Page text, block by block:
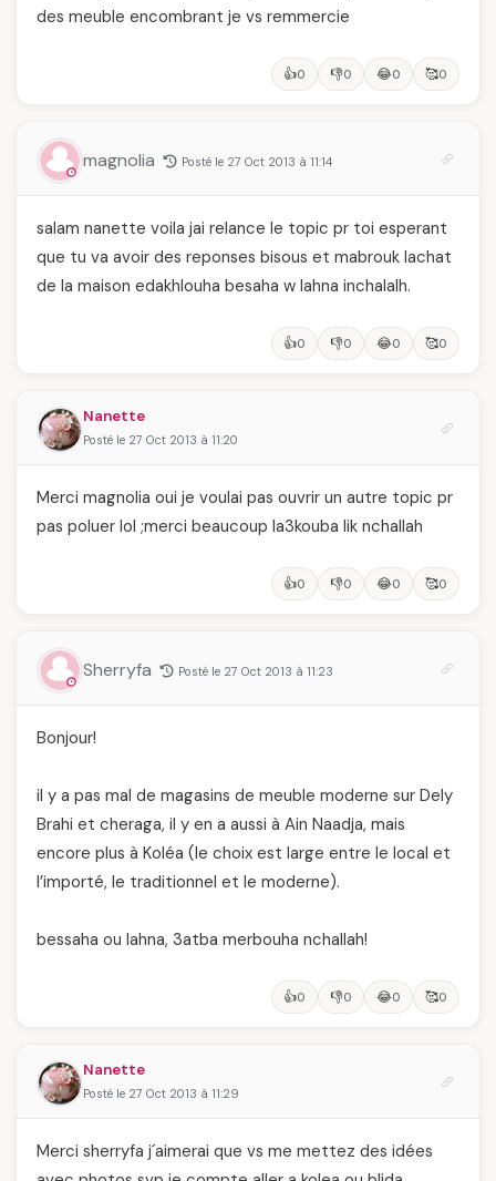
des meuble encombrant je vs remmercie
👍0 👎0 😂0 🥰0
magnolia Posté le 27 Oct 2013 à 11:14
salam nanette voila jai relance le topic pr toi esperant
que tu va avoir des reponses bisous et mabrouk lachat
de la maison edakhlouha besaha w lahna inchalalh.
👍0 👎0 😂0 🥰0
Nanette
Posté le 27 Oct 2013 à 11:20
Merci magnolia oui je voulai pas ouvrir un autre topic pr
pas poluer lol ;merci beaucoup la3kouba lik nchallah
👍0 👎0 😂0 🥰0
Sherryfa Posté le 27 Oct 2013 à 11:23
Bonjour!
il y a pas mal de magasins de meuble moderne sur Dely
Brahi et cheraga, il y en a aussi à Ain Naadja, mais
encore plus à Koléa (le choix est large entre le local et
l’importé, le traditionnel et le moderne).
bessaha ou lahna, 3atba merbouha nchallah!
👍0 👎0 😂0 🥰0
Nanette
Posté le 27 Oct 2013 à 11:29
Merci sherryfa j´aimerai que vs me mettez des idées